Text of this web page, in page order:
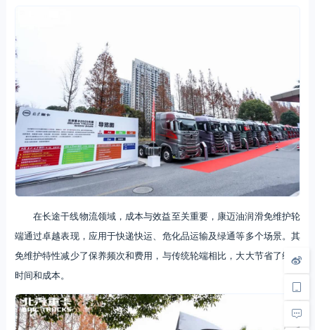
在长途干线物流领域，成本与效益至关重要，康迈油润滑免维护轮
端通过卓越表现，应用于快递快运、危化品运输及绿通等多个场景。其
免维护特性减少了保养频次和费用，与传统轮端相比，大大节省了维保
时间和成本。